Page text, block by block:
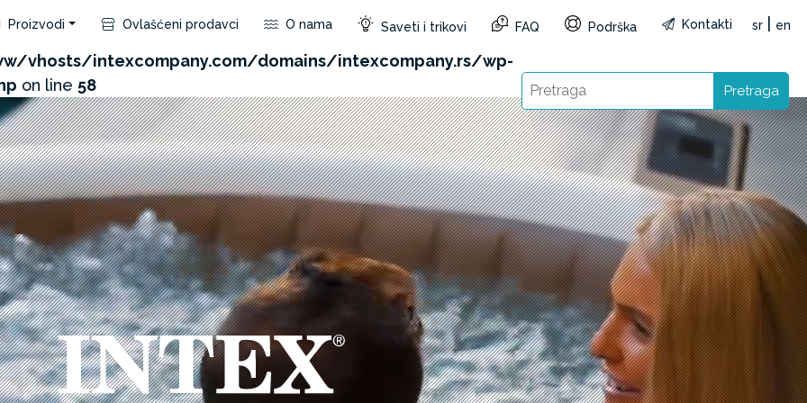
product/api.php?id=351&not_use_region=1&reg=RS&lang=sr): Failed to open stream: HTTP
vhosts/intexcompany.com/domains/intexcompany.rs/wp-
on line 58
Proizvodi Ovlašćeni prodavci O nama Saveti i trikovi FAQ Podrška Kontakti sr en
Pretraga